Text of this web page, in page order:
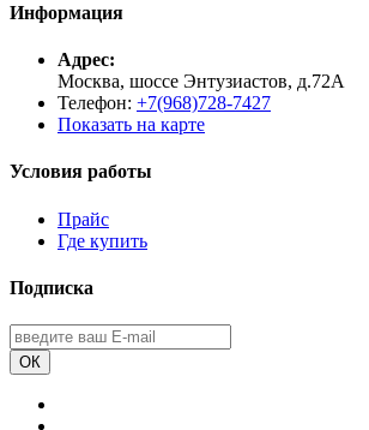
Информация
Адрес:
Москва, шоссе Энтузиастов, д.72А
Телефон: +7(968)728-7427
Показать на карте
Условия работы
Прайс
Где купить
Подписка
ОК